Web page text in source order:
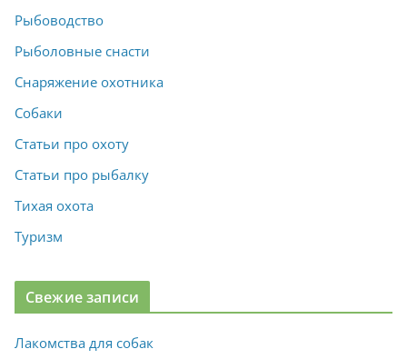
Рыбоводство
Рыболовные снасти
Снаряжение охотника
Собаки
Статьи про охоту
Статьи про рыбалку
Тихая охота
Туризм
Свежие записи
Лакомства для собак